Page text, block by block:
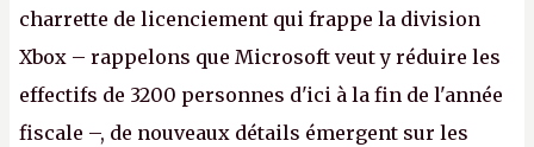
charrette de licenciement qui frappe la division
Xbox – rappelons que Microsoft veut y réduire les
effectifs de 3200 personnes d'ici à la fin de l'année
fiscale –, de nouveaux détails émergent sur les